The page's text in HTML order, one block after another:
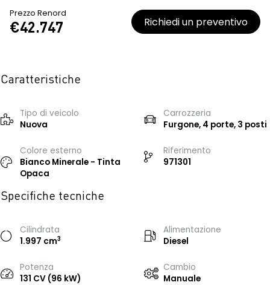
Prezzo Renord
€42.747 Richiedi un preventivo
Caratteristiche
Tipo di veicolo
Nuova
Carrozzeria
Furgone, 4 porte, 3 posti
Colore esterno
Bianco Minerale - Tinta
Opaca
Riferimento
971301
Specifiche tecniche
Cilindrata
1.997 cm3
Alimentazione
Diesel
Potenza
131 CV (96 kW)
Cambio
Manuale